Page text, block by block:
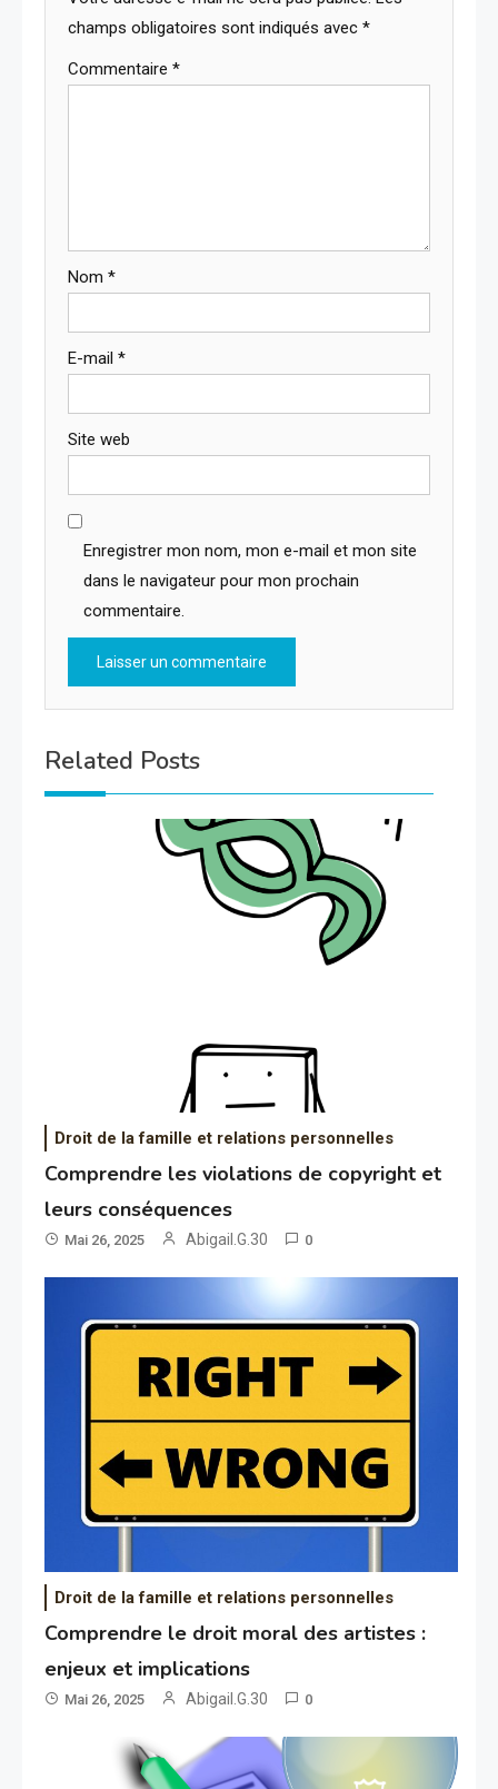
champs obligatoires sont indiqués avec *
Commentaire *
Nom *
E-mail *
Site web
Enregistrer mon nom, mon e-mail et mon site
dans le navigateur pour mon prochain
commentaire.
Related Posts
Droit de la famille et relations personnelles
Comprendre les violations de copyright et
leurs conséquences
Mai 26, 2025 Abigail.G.30 0
Droit de la famille et relations personnelles
Comprendre le droit moral des artistes :
enjeux et implications
Mai 26, 2025 Abigail.G.30 0